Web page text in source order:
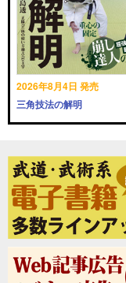
2026年8月4日 発売
三角技法の解明